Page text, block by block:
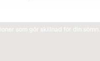
som gör skillnad för din sömn.